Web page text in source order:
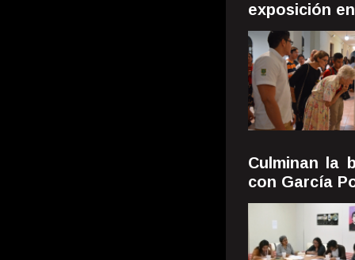
exposición
Culminan la
con García